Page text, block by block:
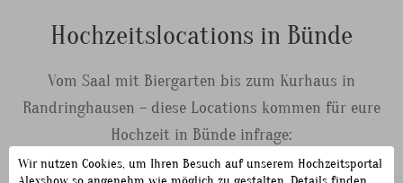
Hochzeitslocations in Bünde
Vom Saal mit Biergarten bis zum Kurhaus in
Randringhausen – diese Locations kommen für eure
Hochzeit in Bünde infrage:
Wir nutzen Cookies, um Ihren Besuch auf unserem Hochzeitsportal